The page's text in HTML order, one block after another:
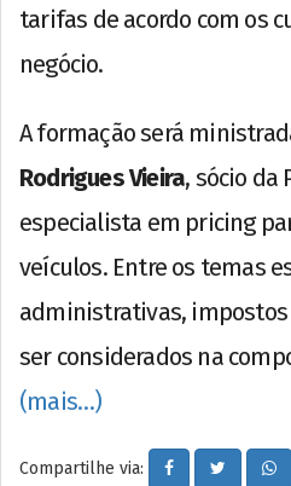
tarifas de acordo com os
negócio.
A formação será
Rodrigues Vieira, sócio da
especialista em pricing
veículos. Entre os temas
administrativas, impostos
ser considerados na
(mais…)
Compartilhe via: